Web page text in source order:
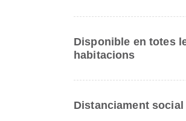
Disponible en totes
habitacions
Distanciament social